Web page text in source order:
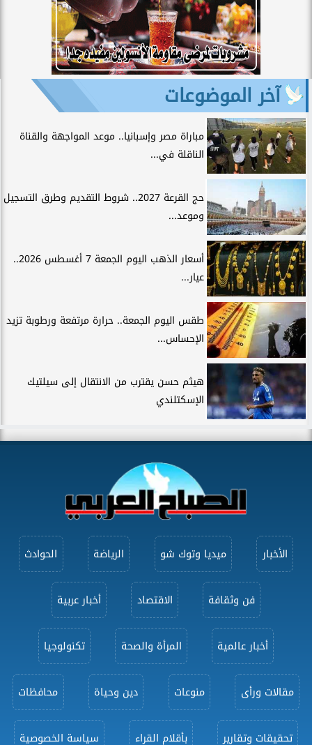
آخر الموضوعات
مباراة مصر وإسبانيا.. موعد المواجهة والقناة
الناقلة في...
حج القرعة 2027.. شروط التقديم وطرق التسجيل
وموعد...
أسعار الذهب اليوم الجمعة 7 أغسطس 2026..
عيار...
طقس اليوم الجمعة.. حرارة مرتفعة ورطوبة تزيد
الإحساس...
هيثم حسن يقترب من الانتقال إلى سيلتيك
الإسكتلندي
الأخبار ميديا وتوك شو الرياضة الحوادث
فن وثقافة الاقتصاد أخبار عربية
أخبار عالمية المرأة والصحة تكنولوجيا
مقالات ورأى منوعات دين وحياة محافظات
تحقيقات وتقارير بأقلام القراء سياسة الخصوصية